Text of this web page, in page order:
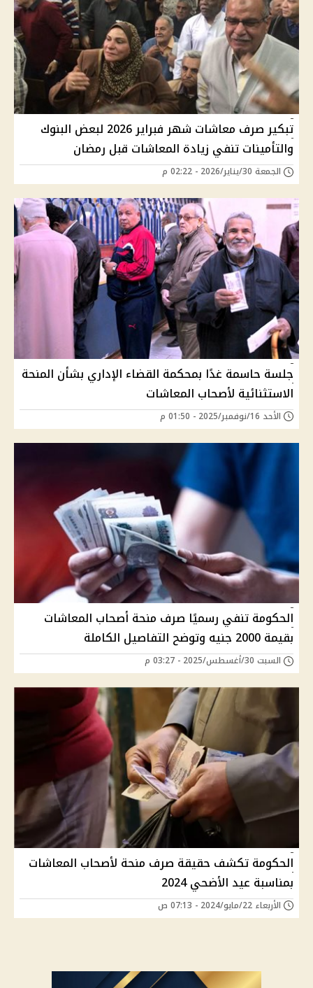
تبكير صرف معاشات شهر فبراير 2026 لبعض البنوك
والتأمينات تنفي زيادة المعاشات قبل رمضان
الجمعة 30/يناير/2026 - 02:22 م
جلسة حاسمة غدًا بمحكمة القضاء الإداري بشأن المنحة
الاستثنائية لأصحاب المعاشات
الأحد 16/نوفمبر/2025 - 01:50 م
الحكومة تنفي رسميًا صرف منحة أصحاب المعاشات
بقيمة 2000 جنيه وتوضح التفاصيل الكاملة
السبت 30/أغسطس/2025 - 03:27 م
الحكومة تكشف حقيقة صرف منحة لأصحاب المعاشات
بمناسبة عيد الأضحي 2024
الأربعاء 22/مايو/2024 - 07:13 ص